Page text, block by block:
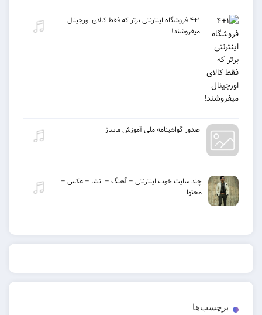
۴+۱ فروشگاه اینترنتی برتر که فقط کالای اورجینال
میفروشند!
صدور گواهینامه ملی آموزش ماساژ
چند سایت خوب اینترنتی – آهنگ – انشا – عکس –
محتوا